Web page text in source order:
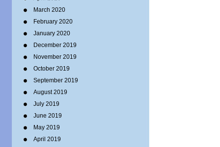
March 2020
February 2020
January 2020
December 2019
November 2019
October 2019
September 2019
August 2019
July 2019
June 2019
May 2019
April 2019